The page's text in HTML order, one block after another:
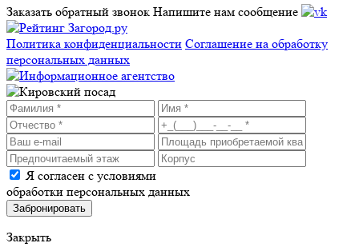
Заказать обратный звонок Напишите нам сообщение
Политика конфиденциальности Соглашение на обработку
персональных данных
Я согласен с условиями
обработки персональных данных
Закрыть